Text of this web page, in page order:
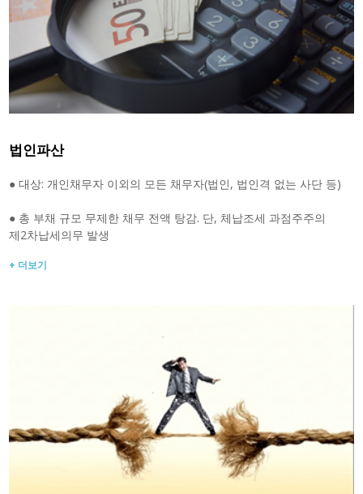
법인파산
● 대상: 개인채무자 이외의 모든 채무자(법인, 법인격 없는 사단 등)
● 총 부채 규모 무제한 채무 전액 탕감. 단, 체납조세 과점주주의
제2차납세의무 발생
+ 더보기